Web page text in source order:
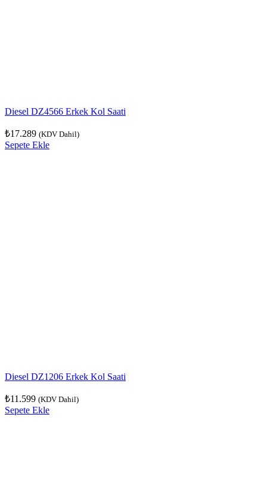
Diesel DZ4566 Erkek Kol Saati
₺17.289 (KDV Dahil)
Sepete Ekle
Diesel DZ1206 Erkek Kol Saati
₺11.599 (KDV Dahil)
Sepete Ekle